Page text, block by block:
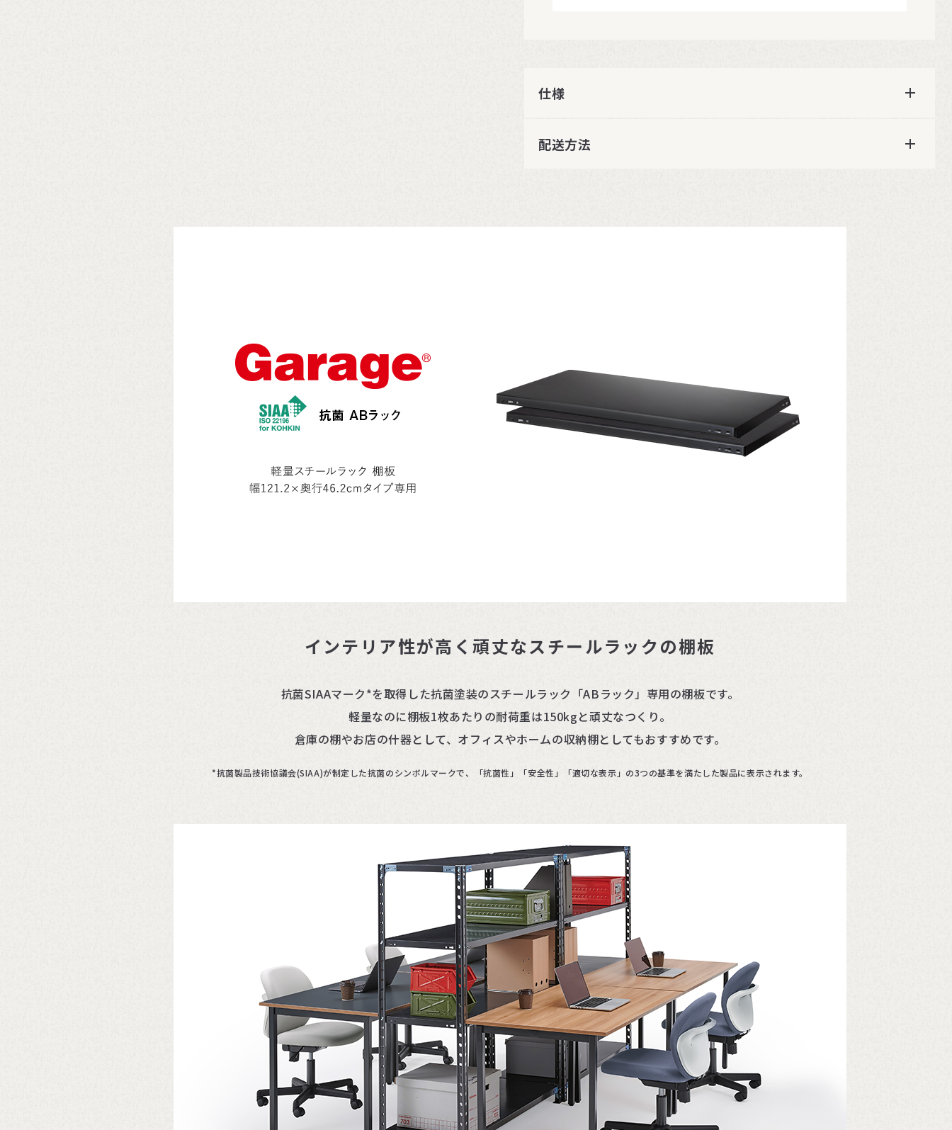
仕様
配送方法
インテリア性が高く頑丈なスチールラックの棚板
抗菌SIAAマーク*を取得した抗菌塗装のスチールラック「ABラック」専用の棚板です。
軽量なのに棚板1枚あたりの耐荷重は150kgと頑丈なつくり。
倉庫の棚やお店の什器として、オフィスやホームの収納棚としてもおすすめです。
*抗菌製品技術協議会(SIAA)が制定した抗菌のシンボルマークで、「抗菌性」「安全性」「適切な表示」の3つの基準を満たした製品に表示されます。